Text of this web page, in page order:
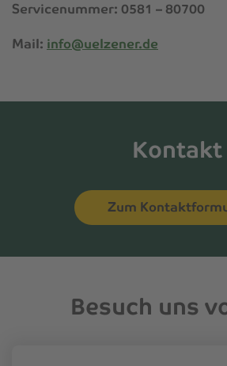
Servicenummer: 0581 – 80700
Mail: info@uelzener.de
Kontakt
Zum
Besuch uns